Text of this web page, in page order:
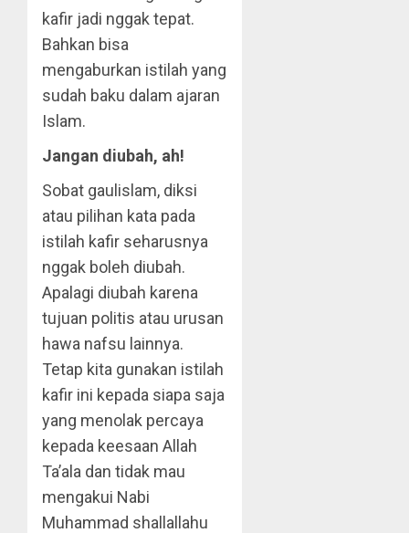
kafir jadi nggak tepat.
Bahkan bisa
mengaburkan istilah yang
sudah baku dalam ajaran
Islam.
Jangan diubah, ah!
Sobat gaulislam, diksi
atau pilihan kata pada
istilah kafir seharusnya
nggak boleh diubah.
Apalagi diubah karena
tujuan politis atau urusan
hawa nafsu lainnya.
Tetap kita gunakan istilah
kafir ini kepada siapa saja
yang menolak percaya
kepada keesaan Allah
Ta’ala dan tidak mau
mengakui Nabi
Muhammad shallallahu